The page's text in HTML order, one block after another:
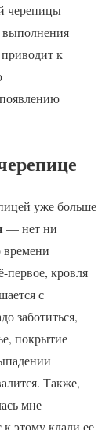
черепицы
выполнения
к
уже больше
— нет ни
первое, кровля
с
заботиться,
покрытие
Также,
мне